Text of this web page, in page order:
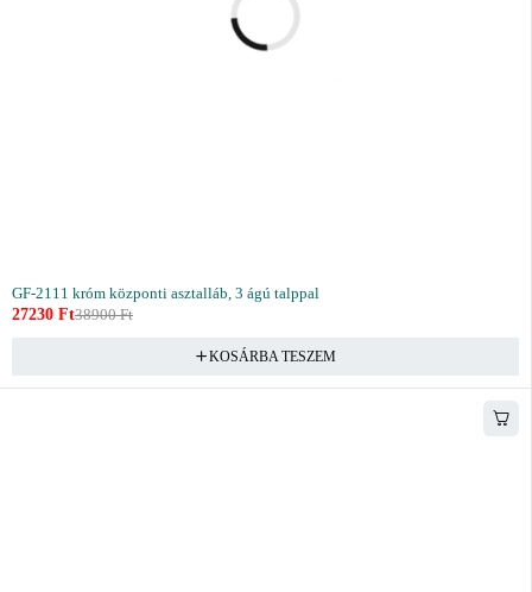
GF-2111 króm központi asztalláb, 3 ágú talppal
38900Ft
27230 Ft
KOSÁRBA TESZEM